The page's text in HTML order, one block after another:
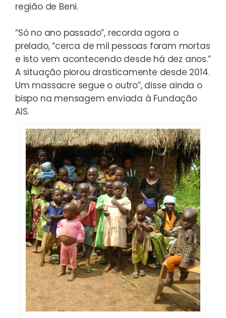
região de Beni.
“Só no ano passado”, recorda agora o
prelado, “cerca de mil pessoas foram mortas
e isto vem acontecendo desde há dez anos.”
A situação piorou drasticamente desde 2014.
Um massacre segue o outro”, disse ainda o
bispo na mensagem enviada à Fundação
AIS.